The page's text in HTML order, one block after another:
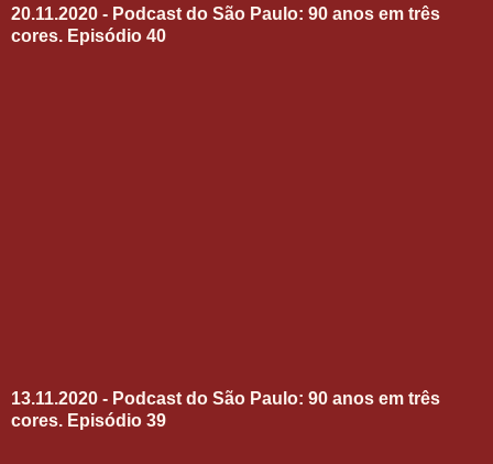
20.11.2020 - Podcast do São Paulo: 90 anos em três
cores. Episódio 40
13.11.2020 - Podcast do São Paulo: 90 anos em três
cores. Episódio 39